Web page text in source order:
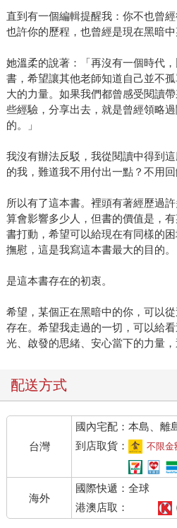
直到有一個編輯提醒我：你不也曾
也許你的歷程，也曾經是現在黑暗
她溫柔的說著：「再沒有一個時代
書，希望讓其他老師知道自己並不
大的力量。如果我們都曾感受閱讀
些經驗，分享出去，就是曾經領略
的。」
我沒有辦法反駁，我從閱讀中得到
的我，難道我不用付出一點？不用回
所以有了這本書。裡頭有著經歷過
算會影響多少人，但書的價值是，
書打動，希望可以給現在有同樣的
撫慰，這是我寫這本書最大的目的。
是這本書存在的初衷。
希望，某個正在黑暗中的你，可以
存在。希望我走過的一切，可以給
光、啟發的思緒、安心當下的力量，
配送方式
台灣
國內宅配：本島、離
到店取貨：
不限金
海外
國際快遞：全球
港澳店取：